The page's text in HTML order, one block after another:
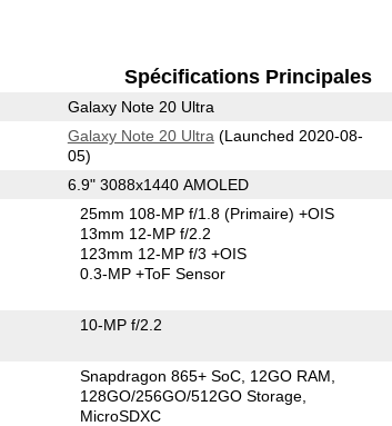
Spécifications Principales
Galaxy Note 20 Ultra
Galaxy Note 20 Ultra (Launched 2020-08-
05)
6.9" 3088x1440 AMOLED
25mm 108-MP f/1.8(Primaire) +OIS
13mm 12-MP f/2.2
123mm 12-MP f/3 +OIS
0.3-MP+ToF Sensor
10-MP f/2.2
Snapdragon 865+ SoC 12GO RAM
128GO/256GO/512GO Storage
MicroSDXC